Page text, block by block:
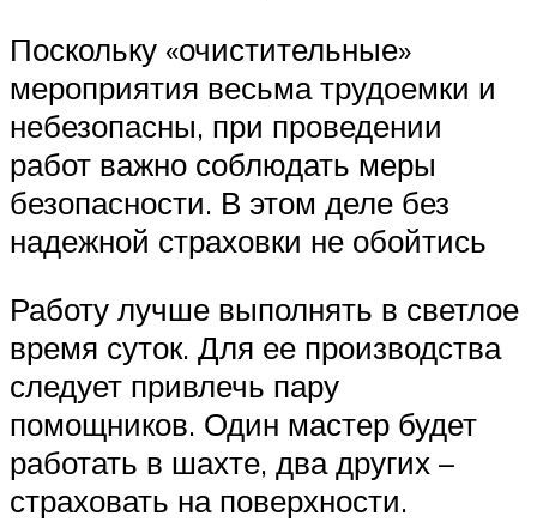
Поскольку «очистительные»
мероприятия весьма трудоемки и
небезопасны, при проведении
работ важно соблюдать меры
безопасности. В этом деле без
надежной страховки не обойтись
Работу лучше выполнять в светлое
время суток. Для ее производства
следует привлечь пару
помощников. Один мастер будет
работать в шахте, два других –
страховать на поверхности.